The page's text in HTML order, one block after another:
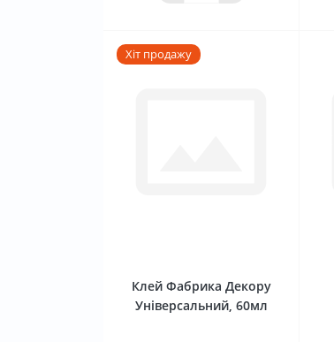
Хіт продажу
Клей Фабрика Декору
Універсальний, 60мл